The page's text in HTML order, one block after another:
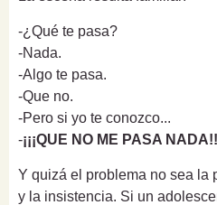
-¿Qué te pasa?
-Nada.
-Algo te pasa.
-Que no.
-Pero si yo te conozco...
-¡¡¡QUE NO ME PASA
Y quizá el problema no sea la
y la insistencia. Si un